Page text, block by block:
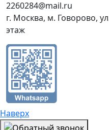
2260284@mail.ru
г. Москва, м. Говорово,
этаж
Наверх